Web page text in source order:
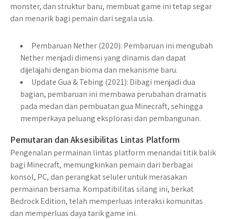
monster, dan struktur baru, membuat game ini tetap segar
dan menarik bagi pemain dari segala usia.
Pembaruan Nether (2020): Pembaruan ini mengubah
Nether menjadi dimensi yang dinamis dan dapat
dijelajahi dengan bioma dan mekanisme baru.
Update Gua & Tebing (2021): Dibagi menjadi dua
bagian, pembaruan ini membawa perubahan dramatis
pada medan dan pembuatan gua Minecraft, sehingga
memperkaya peluang eksplorasi dan pembangunan.
Pemutaran dan Aksesibilitas Lintas Platform
Pengenalan permainan lintas platform menandai titik balik
bagi Minecraft, memungkinkan pemain dari berbagai
konsol, PC, dan perangkat seluler untuk merasakan
permainan bersama. Kompatibilitas silang ini, berkat
Bedrock Edition, telah memperluas interaksi komunitas
dan memperluas daya tarik game ini.